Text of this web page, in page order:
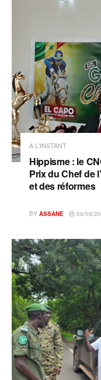
A L'INSTANT
Hippisme : le
Prix du Chef de
et des réformes
BY ASSANE 06/08/